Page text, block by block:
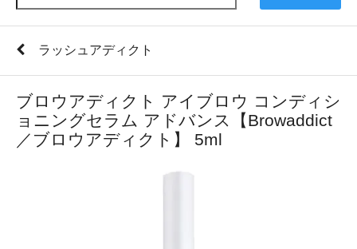
ラッシュアディクト
ブロウアディクト アイブロウ コンディシ
ョニングセラム アドバンス【Browaddict
／ブロウアディクト】 5ml